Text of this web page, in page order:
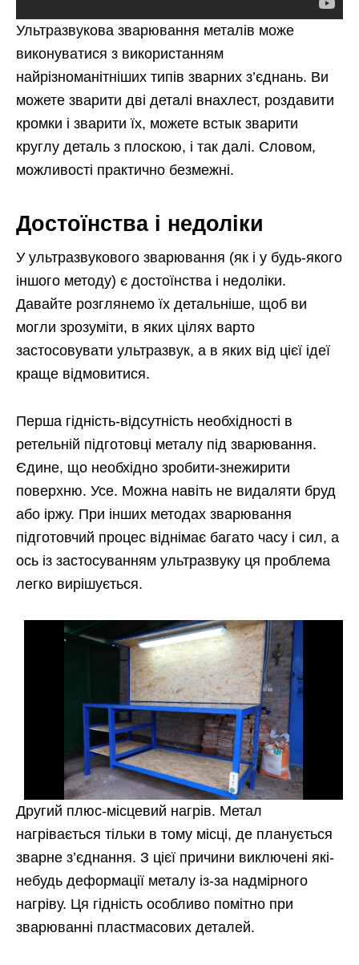
Ультразвукова зварювання металів може
виконуватися з використанням
найрізноманітніших типів зварних з’єднань. Ви
можете зварити дві деталі внахлест, роздавити
кромки і зварити їх, можете встык зварити
круглу деталь з плоскою, і так далі. Словом,
можливості практично безмежні.
Достоїнства і недоліки
У ультразвукового зварювання (як і у будь-якого
іншого методу) є достоїнства і недоліки.
Давайте розглянемо їх детальніше, щоб ви
могли зрозуміти, в яких цілях варто
застосовувати ультразвук, а в яких від цієї ідеї
краще відмовитися.
Перша гідність-відсутність необхідності в
ретельній підготовці металу під зварювання.
Єдине, що необхідно зробити-знежирити
поверхню. Усе. Можна навіть не видаляти бруд
або іржу. При інших методах зварювання
підготовчий процес віднімає багато часу і сил, а
ось із застосуванням ультразвуку ця проблема
легко вирішується.
Другий плюс-місцевий нагрів. Метал
нагрівається тільки в тому місці, де планується
зварне з’єднання. З цієї причини виключені які-
небудь деформації металу із-за надмірного
нагріву. Ця гідність особливо помітно при
зварюванні пластмасових деталей.